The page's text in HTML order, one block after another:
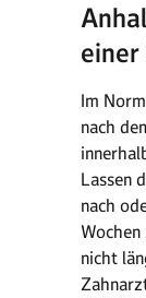
einer
Im
nach
Lassen
nach
nicht